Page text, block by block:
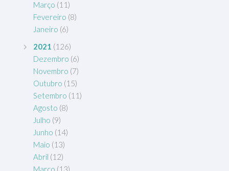
Março (11)
Fevereiro (8)
Janeiro (6)
2021 (126)
Dezembro (6)
Novembro (7)
Outubro (15)
Setembro (11)
Agosto (8)
Julho (9)
Junho (14)
Maio (13)
Abril (12)
Março (13)